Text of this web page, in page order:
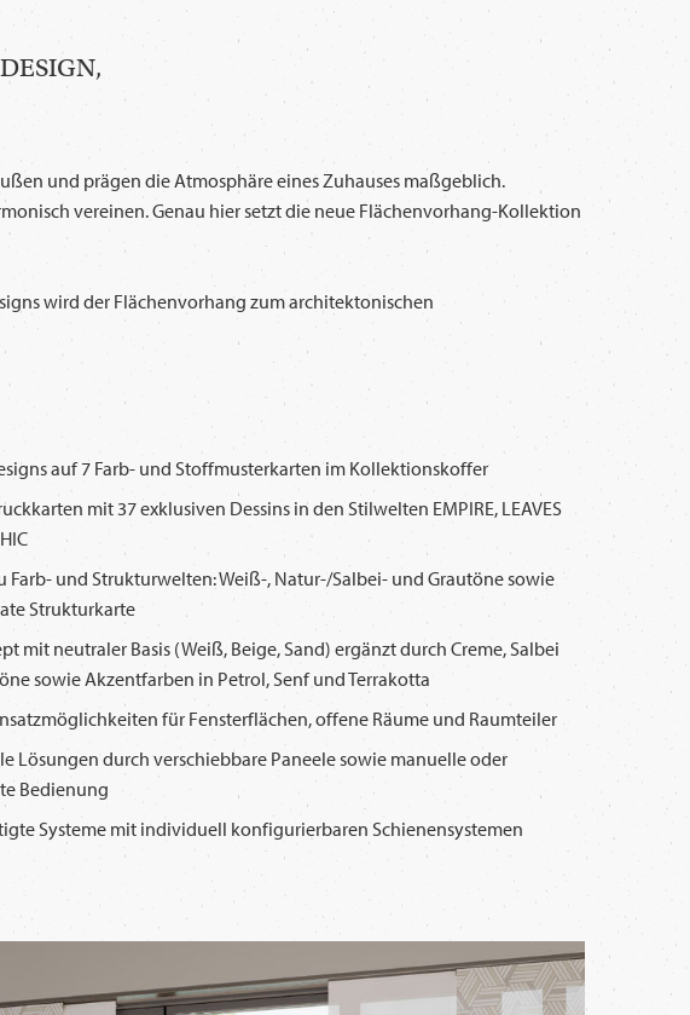
und prägen die Atmosphäre eines Zuhauses maßgeblich.
vereinen. Genau hier setzt die neue Flächenvorhang-Kollektion
wird der Flächenvorhang zum architektonischen
auf 7 Farb- und Stoffmusterkarten im Kollektionskoffer
mit 37 exklusiven Dessins in den Stilwelten EMPIRE, LEAVES
Farb- und Strukturwelten: Weiß-, Natur-/Salbei- und Grautöne sowie
Strukturkarte
mit neutraler Basis (Weiß, Beige, Sand) ergänzt durch Creme, Salbei
sowie Akzentfarben in Petrol, Senf und Terrakotta
für Fensterflächen, offene Räume und Raumteiler
Lösungen durch verschiebbare Paneele sowie manuelle oder
Bedienung
Systeme mit individuell konfigurierbaren Schienensystemen